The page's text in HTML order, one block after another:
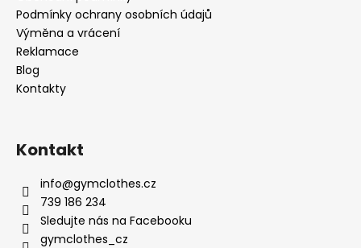
Podmínky ochrany osobních údajů
Výměna a vrácení
Reklamace
Blog
Kontakty
Kontakt
info@gymclothes.cz
739 186 234
Sledujte nás na Facebooku
gymclothes_cz